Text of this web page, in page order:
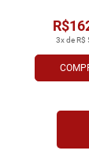
3x de R$